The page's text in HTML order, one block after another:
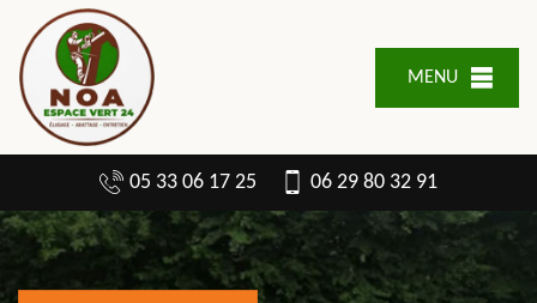
MENU
05 33 06 17 25 06 29 80 32 91